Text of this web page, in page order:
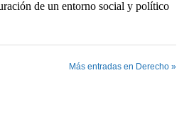
de un entorno social y político
Más entradas en Derecho »